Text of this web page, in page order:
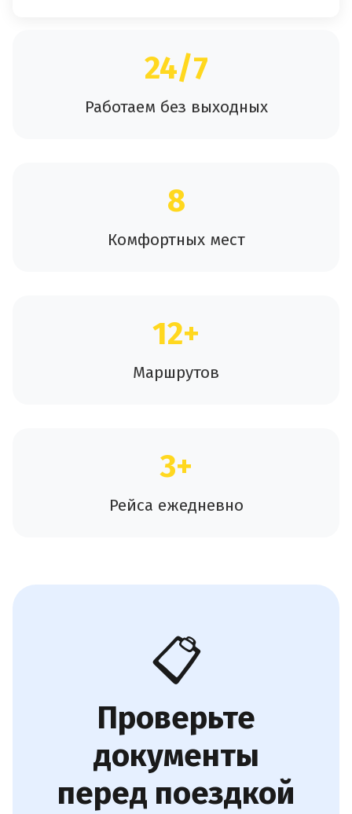
24/7
Работаем без выходных
8
Комфортных мест
12+
Маршрутов
3+
Рейса ежедневно
📋
Проверьте
документы
перед поездкой